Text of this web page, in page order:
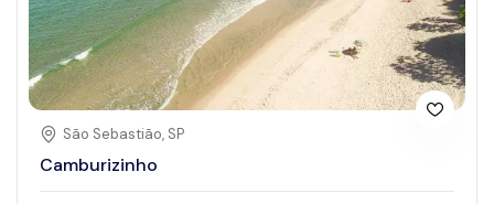
São Sebastião, SP
Camburizinho